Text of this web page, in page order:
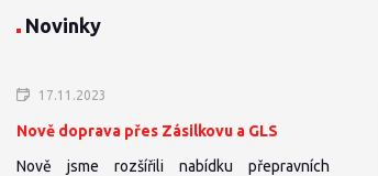
Novinky
17.11.2023
Nově doprava přes Zásilkovu a GLS
Nově jsme rozšířili nabídku přepravních